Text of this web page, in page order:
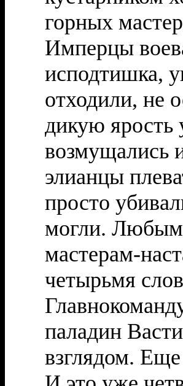
горных
Имперцы
исподтишка,
отходили, не
дикую ярость
возмущались
элианцы
просто
могли. Любым
мастерам-
четырьмя
паладин
взглядом. Еще